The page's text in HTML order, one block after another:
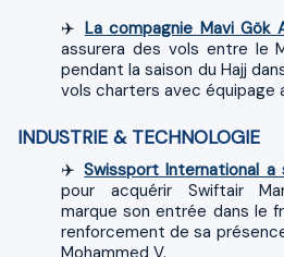
✈️ La compagnie Mavi Gök
assurera des vols entre le
pendant la saison du Hajj
vols charters avec équipage
INDUSTRIE & TECHNOLOGIE
✈️Swissport International a
pour acquérir Swiftair
marque son entrée dans le
renforcement de sa